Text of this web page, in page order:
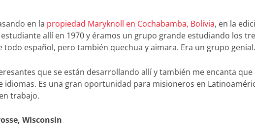
en la propiedad Maryknoll en Cochabamba, Bolivia, en la
estudiante allí en 1970 y éramos un grupo grande estudiando los
todo español, pero también quechua y aimara. Era un grupo genial.
que se están desarrollando allí y también me encanta que
Es una gran oportunidad para misioneros en
trabajo.
Wisconsin